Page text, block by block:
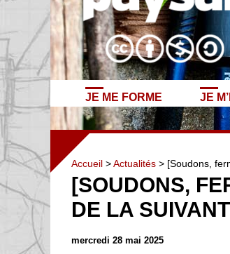
JE ME FORME JE
Accueil >Actualités > [Soudons,
[SOUDONS,
DE LA
mercredi 28 mai 2025